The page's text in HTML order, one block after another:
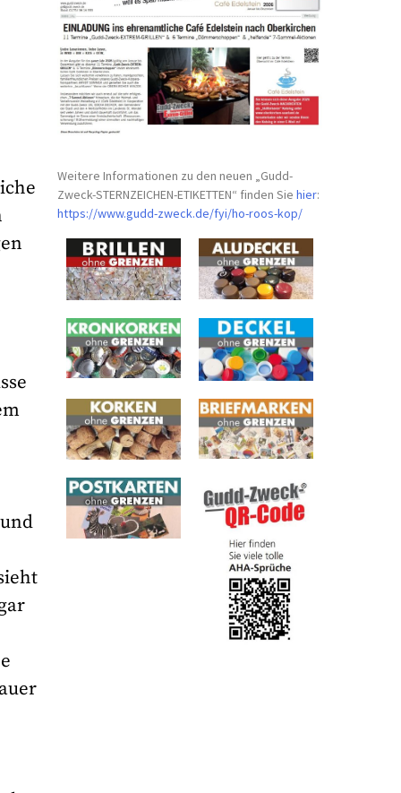
Weitere Informationen zu den neuen „Gudd-
Zweck-STERNZEICHEN-ETIKETTEN“ finden Siehier:
https://www.gudd-zweck.de/fyi/ho-roos-kop/